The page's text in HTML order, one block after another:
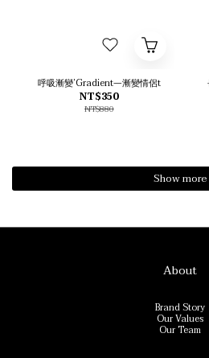
呼吸漸變’Gradient—漸變情侶t
NT$350
NT$880
Show more
About
Brand Story
Our Values
Our Team